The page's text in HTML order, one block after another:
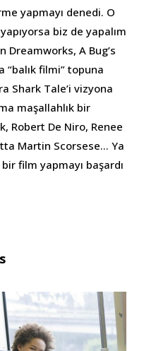
yapmayı denedi. O
biz de yapalım
Dreamworks, A Bug’s
“balık filmi” topuna
Shark Tale’i vizyona
maşallahlık bir
Robert De Niro, Renee
Martin Scorsese… Ya
film yapmayı başardı